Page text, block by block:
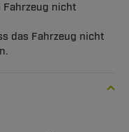
Fahrzeug nicht
das Fahrzeug nicht